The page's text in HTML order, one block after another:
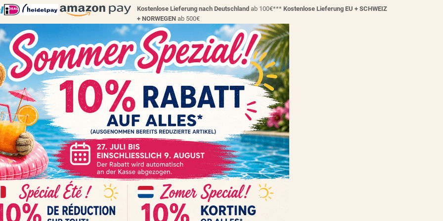
Kostenlose Lieferung nach Deutschland ab 100€*** Kostenlose Lieferung EU + SCHWEIZ
+ NORWEGEN ab 500€